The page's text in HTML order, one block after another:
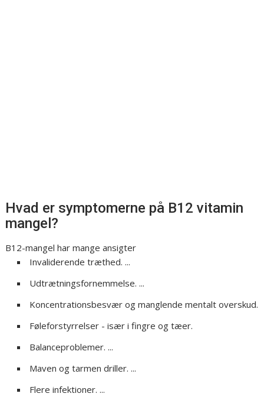
Hvad er symptomerne på B12 vitamin
mangel?
B12-mangel har mange ansigter
Invaliderende træthed. ...
Udtrætningsfornemmelse. ...
Koncentrationsbesvær og manglende mentalt overskud.
Føleforstyrrelser - især i fingre og tæer.
Balanceproblemer. ...
Maven og tarmen driller. ...
Flere infektioner. ...